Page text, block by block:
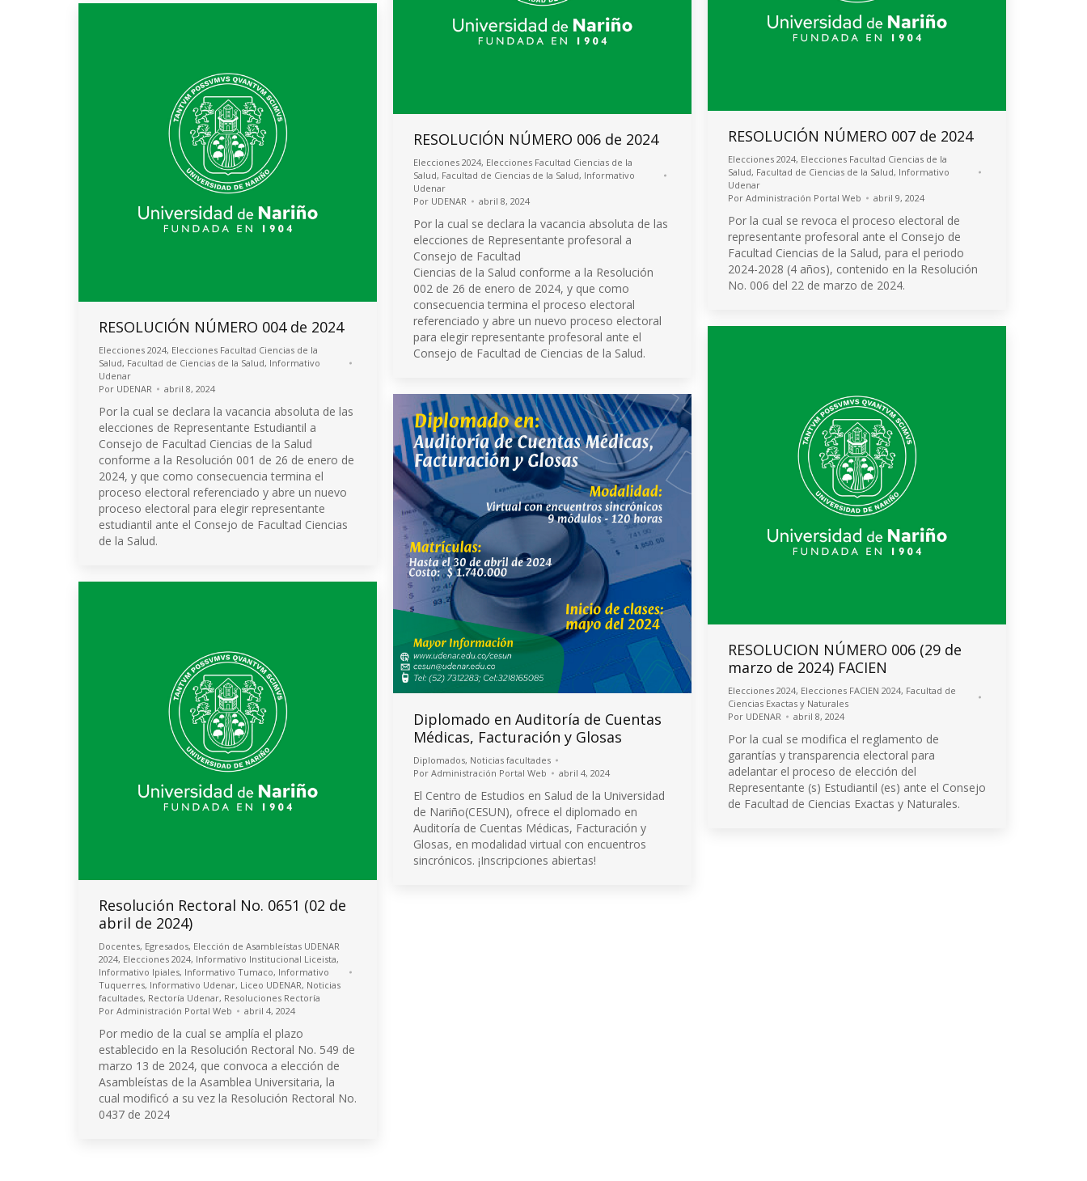
RESOLUCIÓN NÚMERO 007 de 2024
Elecciones 2024, Elecciones Facultad Ciencias de la
Salud, Facultad de Ciencias de la Salud, Informativo
Udenar
Por Administración Portal Web abril 9, 2024
Por la cual se revoca el proceso electoral de
representante profesoral ante el Consejo de
Facultad Ciencias de la Salud, para el periodo
2024-2028 (4 años), contenido en la Resolución
No. 006 del 22 de marzo de 2024.
RESOLUCIÓN NÚMERO 006 de 2024
Elecciones 2024, Elecciones Facultad Ciencias de la
Salud, Facultad de Ciencias de la Salud, Informativo
Udenar
Por UDENAR abril 8, 2024
Por la cual se declara la vacancia absoluta de las
elecciones de Representante profesoral a
Consejo de Facultad
Ciencias de la Salud conforme a la Resolución
002 de 26 de enero de 2024, y que como
consecuencia termina el proceso electoral
referenciado y abre un nuevo proceso electoral
para elegir representante profesoral ante el
Consejo de Facultad de Ciencias de la Salud.
RESOLUCIÓN NÚMERO 004 de 2024
Elecciones 2024, Elecciones Facultad Ciencias de la
Salud, Facultad de Ciencias de la Salud, Informativo
Udenar
Por UDENAR abril 8, 2024
Por la cual se declara la vacancia absoluta de las
elecciones de Representante Estudiantil a
Consejo de Facultad Ciencias de la Salud
conforme a la Resolución 001 de 26 de enero de
2024, y que como consecuencia termina el
proceso electoral referenciado y abre un nuevo
proceso electoral para elegir representante
estudiantil ante el Consejo de Facultad Ciencias
de la Salud.
RESOLUCION NÚMERO 006 (29 de
marzo de 2024) FACIEN
Elecciones 2024, Elecciones FACIEN 2024, Facultad de
Ciencias Exactas y Naturales
Por UDENAR abril 8, 2024
Por la cual se modifica el reglamento de
garantías y transparencia electoral para
adelantar el proceso de elección del
Representante (s) Estudiantil (es) ante el Consejo
de Facultad de Ciencias Exactas y Naturales.
Diplomado en Auditoría de Cuentas
Médicas, Facturación y Glosas
Diplomados, Noticias facultades
Por Administración Portal Web abril 4, 2024
El Centro de Estudios en Salud de la Universidad
de Nariño(CESUN), ofrece el diplomado en
Auditoría de Cuentas Médicas, Facturación y
Glosas, en modalidad virtual con encuentros
sincrónicos. ¡Inscripciones abiertas!
Resolución Rectoral No. 0651 (02 de
abril de 2024)
Docentes, Egresados, Elección de Asambleístas UDENAR
2024, Elecciones 2024, Informativo Institucional Liceista,
Informativo Ipiales, Informativo Tumaco, Informativo
Tuquerres, Informativo Udenar, Liceo UDENAR, Noticias
facultades, Rectoría Udenar, Resoluciones Rectoría
Por Administración Portal Web abril 4, 2024
Por medio de la cual se amplía el plazo
establecido en la Resolución Rectoral No. 549 de
marzo 13 de 2024, que convoca a elección de
Asambleístas de la Asamblea Universitaria, la
cual modificó a su vez la Resolución Rectoral No.
0437 de 2024